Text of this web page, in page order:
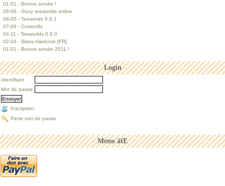
Menu âŒ
01-01 - Bonne année !
09-08 - Story teeworlds online
08-05 - Teewords 0.6.1
07-06 - Correctifs
04-11 - Teeworlds 0.6.0
02-04 - Skins Harricote [FR]
01-01 - Bonne année 2011 !
Login
Identifiant
Mot de passe
Inscription
Perte mot de passe